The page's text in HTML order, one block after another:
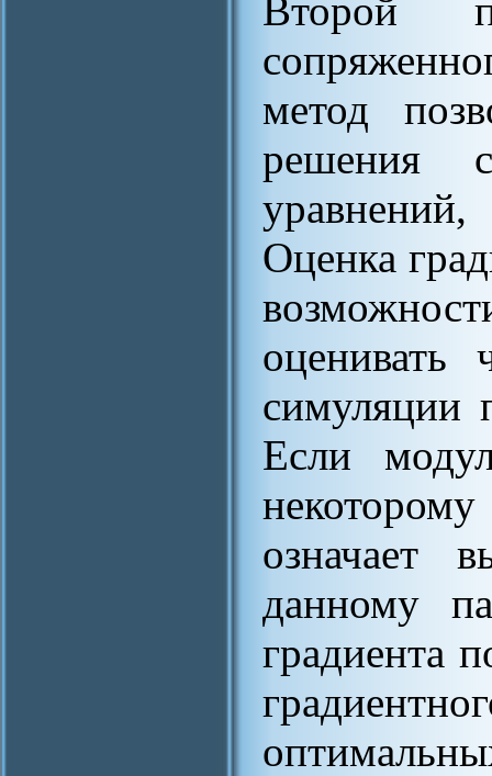
Второй
метод
решения
Оценка
оценивать
симуляции
Если
означает
данному
градиента